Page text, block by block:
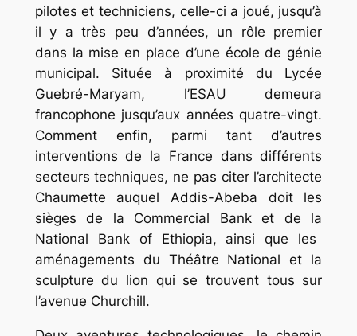
pilotes et techniciens, celle-ci a joué, jusqu’à
il y a très peu d’années, un rôle premier
dans la mise en place d’une école de génie
municipal. Située à proximité du Lycée
Guebré-Maryam, l’ESAU demeura
francophone jusqu’aux années quatre-vingt.
Comment enfin, parmi tant d’autres
interventions de la France dans différents
secteurs techniques, ne pas citer l’architecte
Chaumette auquel Addis-Abeba doit les
sièges de la Commercial Banket de la
National Bank of Ethiopia, ainsi que les
aménagements du Théâtre National et la
sculpture du lion qui se trouvent tous sur
l’avenue Churchill.